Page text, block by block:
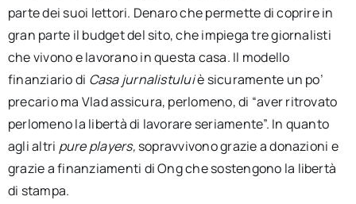
parte dei suoi lettori. Denaro che permette di coprire in
gran parte il budget del sito, che impiega tre giornalisti
che vivono e lavorano in questa casa. Il modello
finanziario di Casa jurnalistuluiè sicuramente un po’
precario ma Vlad assicura, perlomeno, di “aver ritrovato
perlomeno la libertà di lavorare seriamente”. In quanto
agli altri pure players, sopravvivono grazie a donazioni e
grazie a finanziamenti di Ong che sostengono la libertà
di stampa.